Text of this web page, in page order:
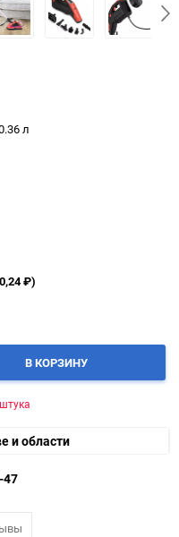
л
₽)
В КОРЗИНУ
и области
47